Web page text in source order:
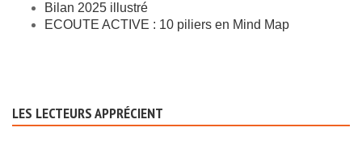
Bilan 2025 illustré
ECOUTE ACTIVE : 10 piliers en Mind Map
LES LECTEURS APPRÉCIENT